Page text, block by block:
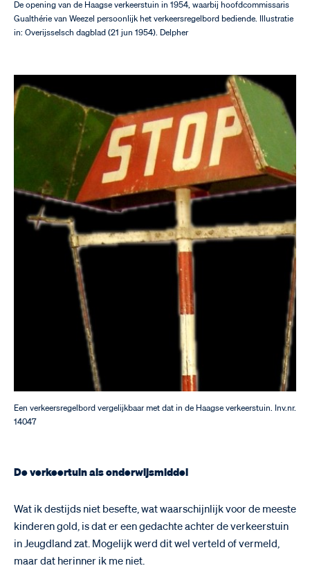
De opening van de Haagse verkeerstuin in 1954, waarbij hoofdcommissaris
Gualthérie van Weezel persoonlijk het verkeersregelbord bediende. Illustratie
in: Overijsselsch dagblad (21 jun 1954). Delpher
Een verkeersregelbord vergelijkbaar met dat in de Haagse verkeerstuin. Inv.nr.
14047
De verkeertuin als onderwijsmiddel
Wat ik destijds niet besefte, wat waarschijnlijk voor de meeste
kinderen gold, is dat er een gedachte achter de verkeerstuin
in Jeugdland zat. Mogelijk werd dit wel verteld of vermeld,
maar dat herinner ik me niet.